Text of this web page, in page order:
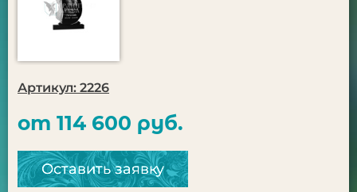
Артикул: 2226
от 114 600 руб.
Оставить заявку